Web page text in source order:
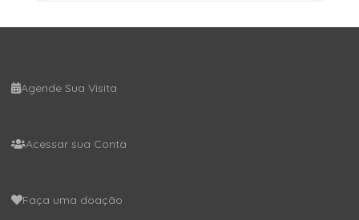
Agende Sua Visita
Acessar sua Conta
Faça uma doação